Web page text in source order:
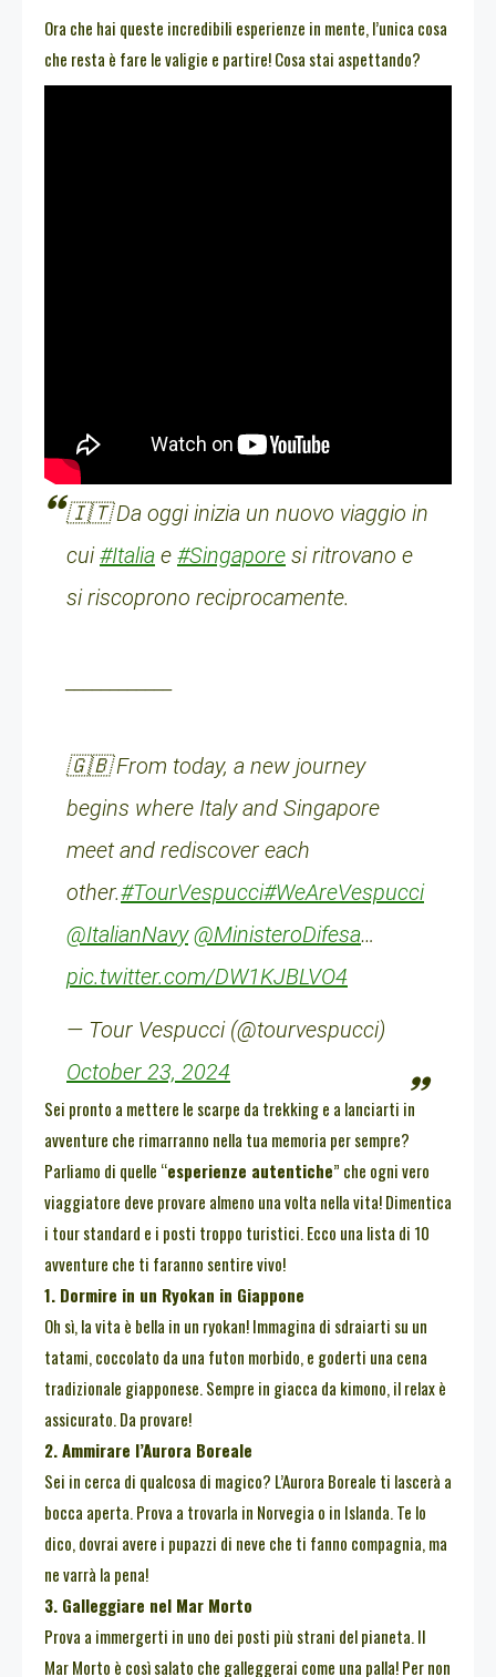
Ora che hai queste incredibili esperienze in mente, l’unica cosa
che resta è fare le valigie e partire! Cosa stai aspettando?
🇮🇹 Da oggi inizia un nuovo viaggio in
cui#Italia e #Singapore si ritrovano e
si riscoprono reciprocamente.
🇬🇧 From today, a new journey
begins where Italy and Singapore
meet and rediscover each
other.#TourVespucci#WeAreVespucci
@ItalianNavy @MinisteroDifesa…
pic.twitter.com/DW1KJBLVO4
— Tour Vespucci (@tourvespucci)
October 23, 2024
Sei pronto a mettere le scarpe da trekking e a lanciarti in
avventure che rimarranno nella tua memoria per sempre?
Parliamo di quelle “esperienze autentiche” che ogni vero
viaggiatore deve provare almeno una volta nella vita! Dimentica
i tour standard e i posti troppo turistici. Ecco una lista di 10
avventure che ti faranno sentire vivo!
1. Dormire in un Ryokan in Giappone
Oh sì, la vita è bella in un ryokan! Immagina di sdraiarti su un
tatami, coccolato da una futon morbido, e goderti una cena
tradizionale giapponese. Sempre in giacca da kimono, il relax è
assicurato. Da provare!
2. Ammirare l’Aurora Boreale
Sei in cerca di qualcosa di magico? L’Aurora Boreale ti lascerà a
bocca aperta. Prova a trovarla in Norvegia o in Islanda. Te lo
dico, dovrai avere i pupazzi di neve che ti fanno compagnia, ma
ne varrà la pena!
3. Galleggiare nel Mar Morto
Prova a immergerti in uno dei posti più strani del pianeta. Il
Mar Morto è così salato che galleggerai come una palla! Per non